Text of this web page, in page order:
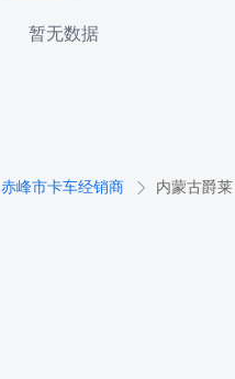
暂无数据
赤峰市卡车经销商 内蒙古爵莱